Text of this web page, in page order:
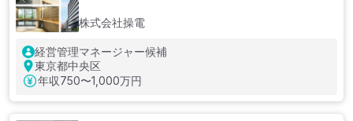
株式会社操電
経営管理マネージャー候補
東京都中央区
年収750〜1,000万円